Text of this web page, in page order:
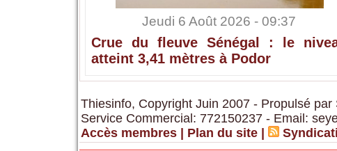
Jeudi 6 Août 2026 - 09:37
Crue du fleuve Sénégal : le
atteint 3,41 mètres à Podor
Thiesinfo, Copyright Juin 2007 - Propulsé par
Service Commercial: 772150237 - Email:
Accès membres | Plan du site |